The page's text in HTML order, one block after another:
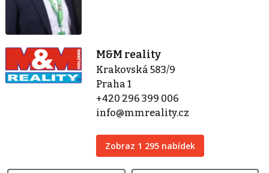
M&M reality
Krakovská 583/9
Praha 1
+420 296 399 006
info@mmreality.cz
Zobraz 1 295 nabídek